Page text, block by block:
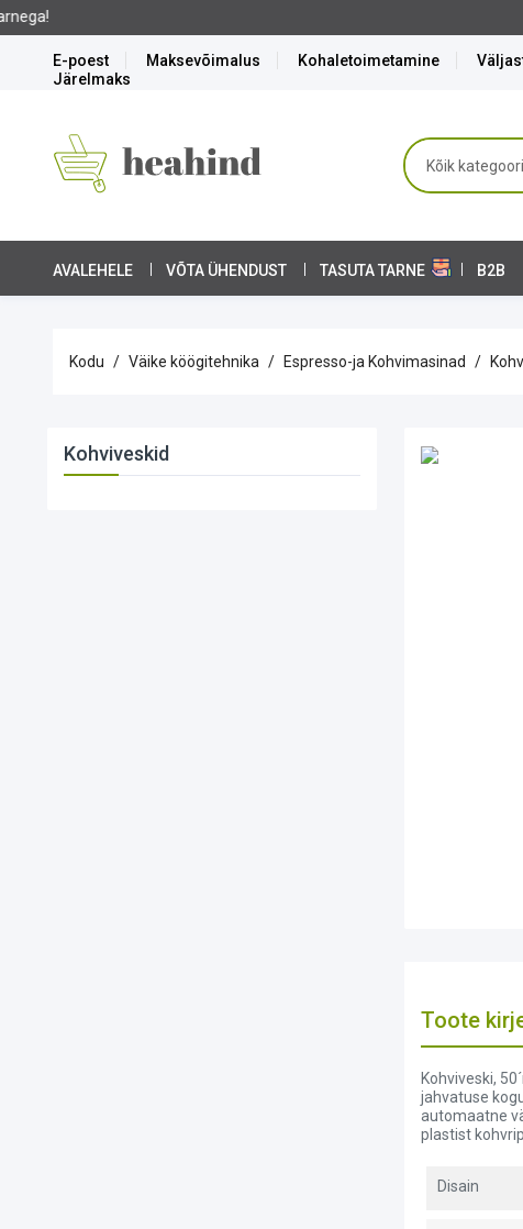
E-poest Maksevõimalus Kohaletoimetamine
Järelmaks
AVALEHELE VÕTA ÜHENDUST TASUTA TARNE B2B
Kodu Väike köögitehnika Espresso-ja Kohvimasinad
Kohviveskid
Toote
Kohviveski,
jahvatuse
automaatne
plastist
Disain